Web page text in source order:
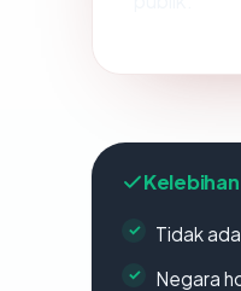
Kelebihan
Tidak
Negara